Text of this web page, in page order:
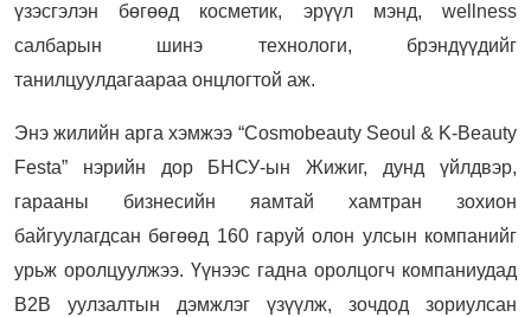
үзэсгэлэн бөгөөд косметик, эрүүл мэнд, wellness
салбарын шинэ технологи, брэндүүдийг
танилцуулдагаараа онцлогтой аж.
Энэ жилийн арга хэмжээ “Cosmobeauty Seoul & K-Beauty
Festa” нэрийн дор БНСУ-ын Жижиг, дунд үйлдвэр,
гарааны бизнесийн яамтай хамтран зохион
байгуулагдсан бөгөөд 160 гаруй олон улсын компанийг
урьж оролцуулжээ. Үүнээс гадна оролцогч компаниудад
B2B уулзалтын дэмжлэг үзүүлж, зочдод зориулсан